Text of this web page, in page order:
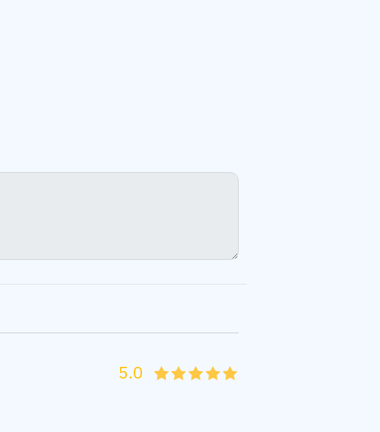
45
4
35
3
25
2
15
1
05
5.0